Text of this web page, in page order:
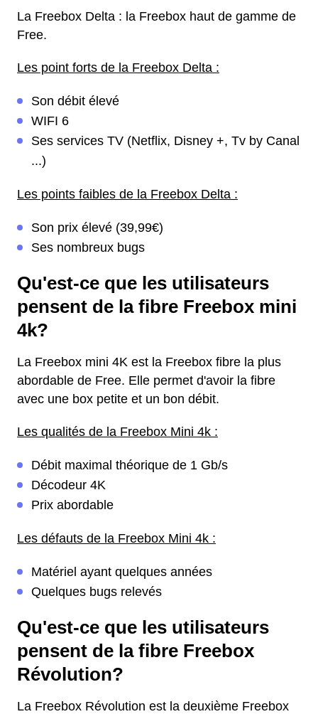
La Freebox Delta : la Freebox haut de gamme de
Free.
Les point forts de la Freebox Delta :
Son débit élevé
WIFI 6
Ses services TV (Netflix, Disney +, Tv by Canal
...)
Les points faibles de la Freebox Delta :
Son prix élevé (39,99€)
Ses nombreux bugs
Qu'est-ce que les utilisateurs
pensent de la fibre Freebox mini
4k?
La Freebox mini 4K est la Freebox fibre la plus
abordable de Free. Elle permet d'avoir la fibre
avec une box petite et un bon débit.
Les qualités de la Freebox Mini 4k :
Débit maximal théorique de 1 Gb/s
Décodeur 4K
Prix abordable
Les défauts de la Freebox Mini 4k :
Matériel ayant quelques années
Quelques bugs relevés
Qu'est-ce que les utilisateurs
pensent de la fibre Freebox
Révolution?
La Freebox Révolution est la deuxième Freebox